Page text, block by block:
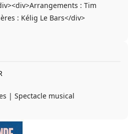
: Tim
: Kélig Le Bars</div>
| Spectacle musical